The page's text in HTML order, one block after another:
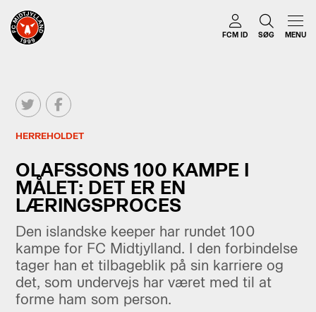
FCM ID SØG MENU
HERREHOLDET
OLAFSSONS 100 KAMPE I
MÅLET: DET ER EN
LÆRINGSPROCES
Den islandske keeper har rundet 100
kampe for FC Midtjylland. I den forbindelse
tager han et tilbageblik på sin karriere og
det, som undervejs har været med til at
forme ham som person.